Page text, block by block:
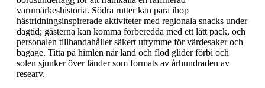
varumärkeshistoria. Södra rutter kan para ihop
hästridningsinspirerade aktiviteter med regionala snacks under
dagtid; gästerna kan komma förberedda med ett lätt pack, och
personalen tillhandahåller säkert utrymme för värdesaker och
bagage. Titta på himlen när land och flod glider förbi och
solen sjunker över länder som formats av århundraden av
researv.